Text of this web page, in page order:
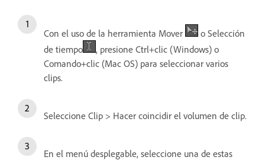
Con el uso de la herramienta Mover
o Selección
de tiempo
, presione Ctrl+clic (Windows) o
Comando+clic (Mac OS) para seleccionar varios
clips.
Seleccione Clip > Hacer coincidir el volumen de clip.
En el menú desplegable, seleccione una de estas